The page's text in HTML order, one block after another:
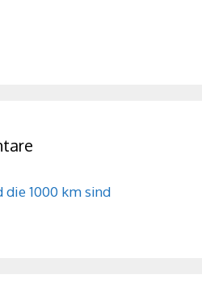
die 1000 km sind